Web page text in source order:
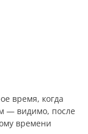
время, когда
— видимо, после
времени